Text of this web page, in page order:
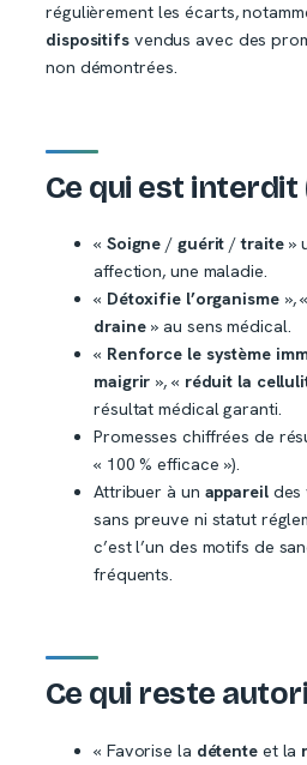
régulièrement les écarts,
dispositifsvendus avec des
non démontrées.
Ce qui est interdit
« Soigne / guérit /traite»
affection, une maladie.
« Détoxifie l’organisme», «
draine» au sens médical.
« Renforce le système
maigrir », « réduit la
résultat médical garanti.
Promesses chiffrées de
« 100 % efficace »).
Attribuer à un appareildes
sans preuve ni statut
c’est l’un des motifs de
fréquents.
Ce qui reste
« Favorise la détenteet la